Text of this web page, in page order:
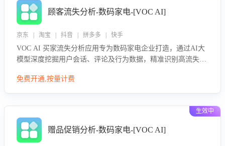
顾客流失分析-数码家电-[VOC AI]
京东 | 淘宝 | 抖音 | 拼多多 | 快手
VOC AI 买家流失分析应用专为数码家电企业打造，通过AI大
模型深度挖掘用户会话、评论及行为数据，精准识别高流失风
迟、竞品价格冲击等。系统自动输出可落地的挽回策略，迅速
免费开通,按量计费
生效中
赠品促销分析-数码家电-[VOC AI]